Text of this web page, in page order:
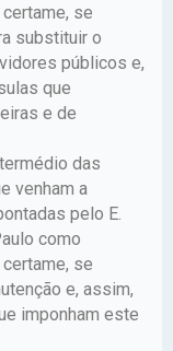
se
substituir o
públicos e,
que
e de
das
venham a
pelo E.
como
se
e, assim,
imponham este